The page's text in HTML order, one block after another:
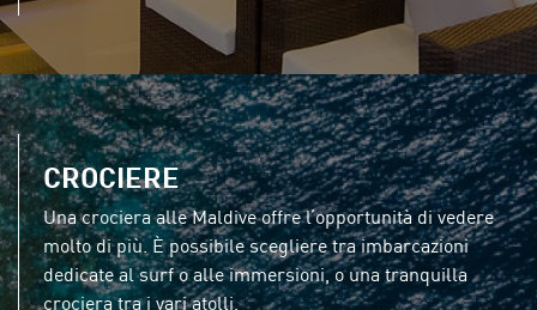
CROCIERE
Una crociera alle Maldive offre l’opportunità di vedere
molto di più. È possibile scegliere tra imbarcazioni
dedicate al surf o alle immersioni, o una tranquilla
crociera tra i vari atolli.